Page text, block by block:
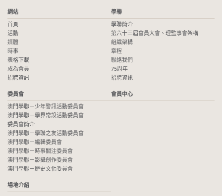
網站
首頁
活動
媒體
時事
表格下載
成為會員
招聘資訊
學聯
學聯簡介
第六十三屆會員大會、理監事會架構
組織架構
章程
聯絡我們
75周年
招聘資訊
委員會
澳門學聯－少年警訊活動委員會
澳門學聯－學界常設活動委員會
委員會簡介
澳門學聯－學聯之友活動委員會
澳門學聯－編輯委員會
澳門學聯－時事關注委員會
澳門學聯－影攝創作委員會
澳門學聯－歷史文化委員會
會員中心
場地介紹